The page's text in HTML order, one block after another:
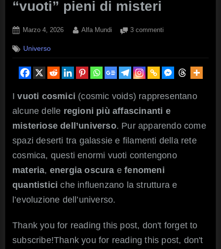
“vuoti” pieni di misteri
Posted
Marzo 4, 2026 By
Alfa Mundi 3 commenti
gli
spazi
“vuoti”
misteri
Universo
Ivuoti cosmici (cosmic voids) rappresentano
alcune delle regioni più affascinanti e
misteriose dell’universo. Pur apparendo come
spazi deserti tra galassie e filamenti della rete
cosmica, questi enormi vuoti contengono
materia, energia oscura efenomeni
quantistici che influenzano la struttura e
l’evoluzione dell’universo.
Thank you for reading this post, don't forget to
subscribe!Thank you for reading this post, don't